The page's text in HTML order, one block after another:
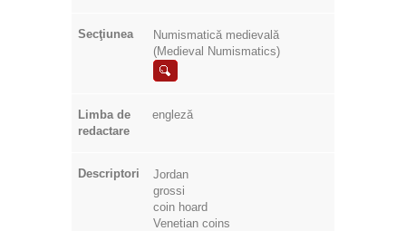
Secţiunea
Numismatică medievală
(Medieval Numismatics)
Limba de
redactare
engleză
Descriptori
Jordan
grossi
coin hoard
Venetian coins